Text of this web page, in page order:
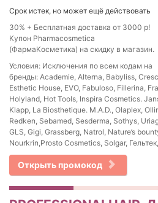
Срок истек, но может ещё действовать
30% + Бесплатная доставка от 3000 р!
Купон Pharmacosmetica
(ФармаКосметика) на скидку в магазин.
Условия: Исключения по всем кодам на
бренды: Academie, Alterna, Babyliss,
Esthetic House, EVO, Fabuloso, Fillerina,
Holyland, Hot Tools, Inspira Cosmetics.
Klapp, La Biosthetique. M.A.D., Olaplex,
Redken, Sebamed, Sesderma, Sothys,
GLS, Gigi, Grassberg, Natrol, Nature’s
Nourkrin,Prosto Cosmetics, Solgar,
Открыть промокод